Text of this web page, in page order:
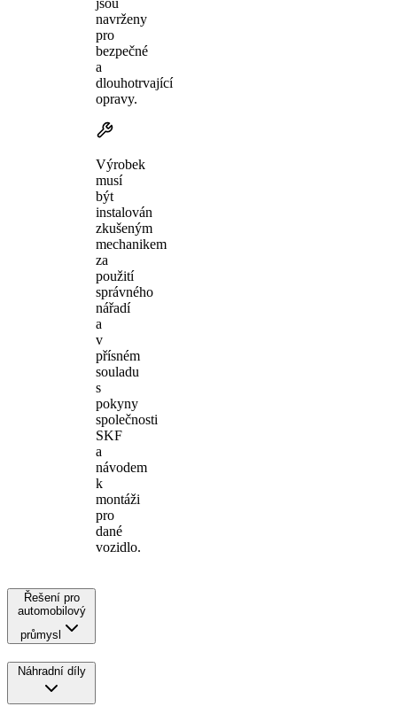
navrženy
pro
bezpečné
a
dlouhotrvající
opravy.
Výrobek
musí
být
instalován
zkušeným
mechanikem
za
použití
správného
nářadí
a
v
přísném
souladu
s
pokyny
společnosti
SKF
a
návodem
k
montáži
pro
dané
vozidlo.
Řešení pro
automobilový
průmysl
Náhradní díly